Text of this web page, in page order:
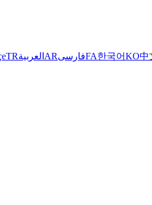
TRالعربية ARفارسیFA한국어KO中